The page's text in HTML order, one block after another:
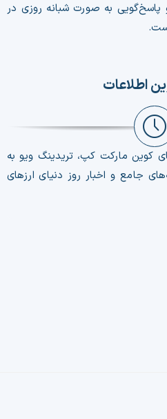
به صورت شبانه روزی در
اطلاعات
کوین مارکت کپ، تریدینگ ویو به
جامع و اخبار روز دنیای ارزهای